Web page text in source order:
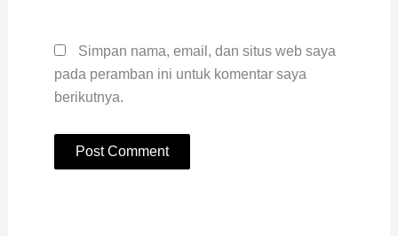
Simpan nama, email, dan situs web saya
pada peramban ini untuk komentar saya
berikutnya.